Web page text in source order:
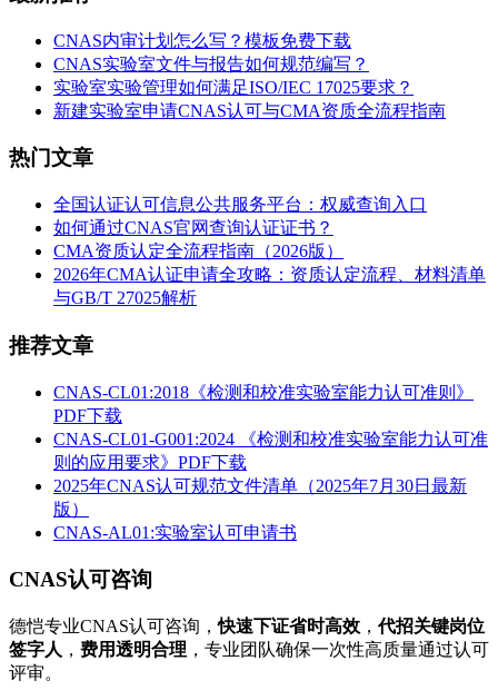
CNAS内审计划怎么写？模板免费下载
CNAS实验室文件与报告如何规范编写？
实验室实验管理如何满足ISO/IEC 17025要求？
新建实验室申请CNAS认可与CMA资质全流程指南
热门文章
全国认证认可信息公共服务平台：权威查询入口
如何通过CNAS官网查询认证证书？
CMA资质认定全流程指南（2026版）
2026年CMA认证申请全攻略：资质认定流程、材料清单
与GB/T 27025解析
推荐文章
CNAS-CL01:2018《检测和校准实验室能力认可准则》
PDF下载
CNAS-CL01-G001:2024 《检测和校准实验室能力认可准
则的应用要求》PDF下载
2025年CNAS认可规范文件清单（2025年7月30日最新
版）
CNAS-AL01:实验室认可申请书
CNAS认可咨询
德恺专业CNAS认可咨询，快速下证省时高效 ，代招关键岗位
签字人 ， 费用透明合理 ，专业团队确保一次性高质量通过认可
评审。